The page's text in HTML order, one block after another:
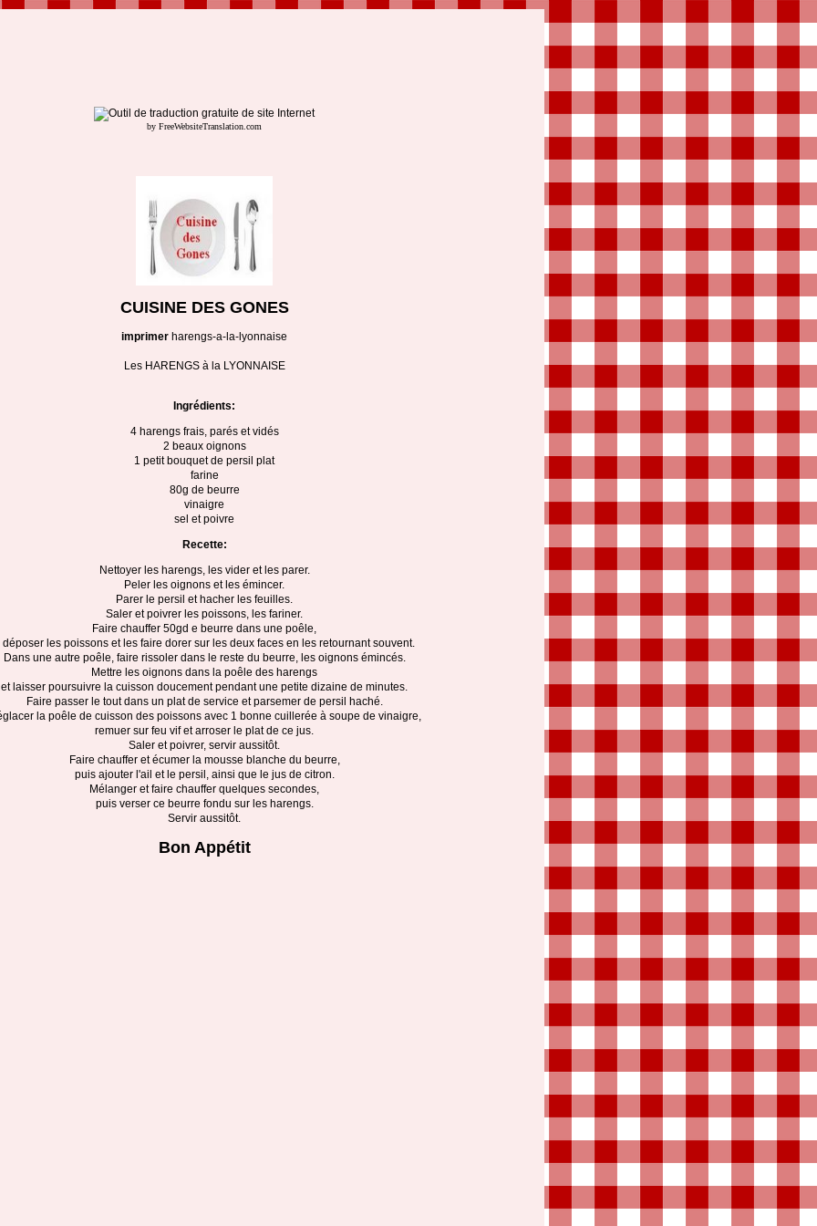
by FreeWebsiteTranslation.com
CUISINE DES GONES
imprimer harengs-a-la-lyonnaise
Les HARENGS à la LYONNAISE
Ingrédients:
4 harengs frais, parés et vidés
2 beaux oignons
1 petit bouquet de persil plat
farine
80g de beurre
vinaigre
sel et poivre
Recette:
Nettoyer les harengs, les vider et les parer.
Peler les oignons et les émincer.
Parer le persil et hacher les feuilles.
Saler et poivrer les poissons, les fariner.
Faire chauffer 50gd e beurre dans une poêle,
déposer les poissons et les faire dorer sur les deux faces en les retournant souvent.
Dans une autre poêle, faire rissoler dans le reste du beurre, les oignons émincés.
Mettre les oignons dans la poêle des harengs
et laisser poursuivre la cuisson doucement pendant une petite dizaine de minutes.
Faire passer le tout dans un plat de service et parsemer de persil haché.
la poêle de cuisson des poissons avec 1 bonne cuillerée à soupe de vinaigre,
remuer sur feu vif et arroser le plat de ce jus.
Saler et poivrer, servir aussitôt.
Faire chauffer et écumer la mousse blanche du beurre,
puis ajouter l'ail et le persil, ainsi que le jus de citron.
Mélanger et faire chauffer quelques secondes,
puis verser ce beurre fondu sur les harengs.
Servir aussitôt.
Bon Appétit